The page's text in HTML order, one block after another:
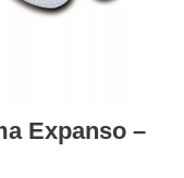
Expanso –